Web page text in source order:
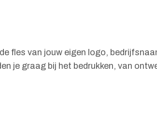
fles van jouw eigen logo,
je graag bij het bedrukken, van